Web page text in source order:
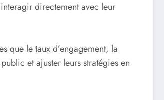
directement avec leur
que le taux d’engagement, la
et ajuster leurs stratégies en